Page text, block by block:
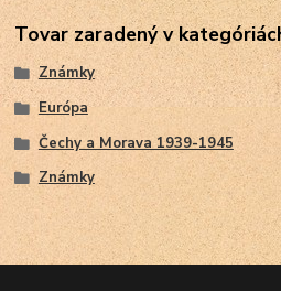
Tovar zaradený v
Známky
Európa
Čechy a Morava 1939-1945
Známky